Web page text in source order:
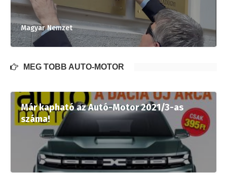
Magyar Nemzet
MÉG TÖBB AUTÓ-MOTOR
Már kapható az Autó-Motor 2021/3-as
száma!